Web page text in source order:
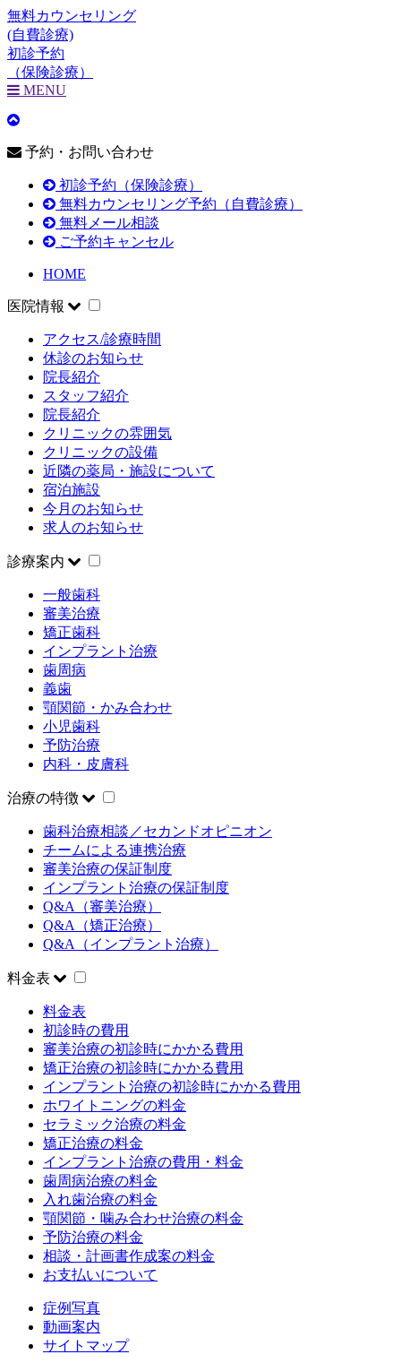
無料カウンセリング
(自費診療)
初診予約
（保険診療）
MENU
予約・お問い合わせ
初診予約（保険診療）
無料カウンセリング予約（自費診療）
無料メール相談
ご予約キャンセル
HOME
医院情報
アクセス/診療時間
休診のお知らせ
院長紹介
スタッフ紹介
院長紹介
クリニックの雰囲気
クリニックの設備
近隣の薬局・施設について
宿泊施設
今月のお知らせ
求人のお知らせ
診療案内
一般歯科
審美治療
矯正歯科
インプラント治療
歯周病
義歯
顎関節・かみ合わせ
小児歯科
予防治療
内科・皮膚科
治療の特徴
歯科治療相談／セカンドオピニオン
チームによる連携治療
審美治療の保証制度
インプラント治療の保証制度
Q&A（審美治療）
Q&A（矯正治療）
Q&A（インプラント治療）
料金表
料金表
初診時の費用
審美治療の初診時にかかる費用
矯正治療の初診時にかかる費用
インプラント治療の初診時にかかる費用
ホワイトニングの料金
セラミック治療の料金
矯正治療の料金
インプラント治療の費用・料金
歯周病治療の料金
入れ歯治療の料金
顎関節・噛み合わせ治療の料金
予防治療の料金
相談・計画書作成案の料金
お支払いについて
症例写真
動画案内
サイトマップ